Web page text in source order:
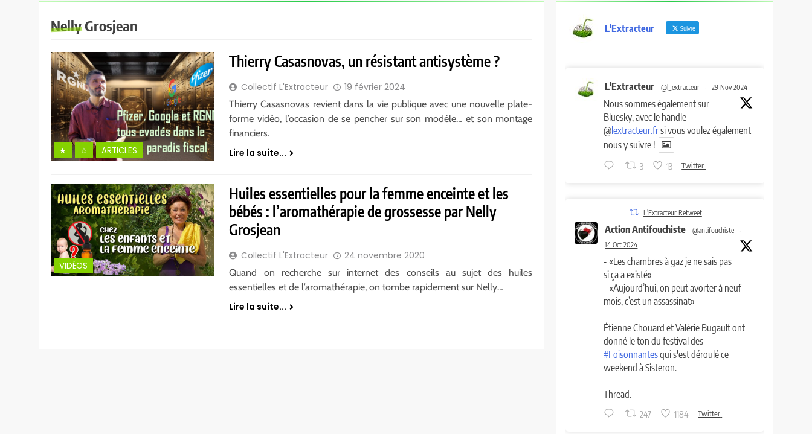
Nelly Grosjean
★ ☆ ARTICLES
Thierry Casasnovas, un résistant antisystème ?
Collectif L'Extracteur 19 février 2024
Thierry Casasnovas revient dans la vie publique avec une nouvelle plate-
forme vidéo, l’occasion de se pencher sur son modèle… et son montage
financiers.
Lire la suite...
VIDÉOS
Huiles essentielles pour la femme enceinte et les
bébés : l’aromathérapie de grossesse par Nelly
Grosjean
Collectif L'Extracteur 24 novembre 2020
Quand on recherche sur internet des conseils au sujet des huiles
essentielles et de l’aromathérapie, on tombe rapidement sur Nelly…
Lire la suite...
L'Extracteur Suivre
L'Extracteur @l_extracteur · 29 Nov 2024
Nous sommes également sur
Bluesky, avec le handle
@lextracteur.frsi vous voulez également
nous y suivre !
3 13 Twitter
L'Extracteur Retweet
Action Antifouchiste @antifouchiste
·
14 Oct 2024
- «Les chambres à gaz je ne sais pas
si ça a existé»
- «Aujourd’hui, on peut avorter à neuf
mois, c’est un assassinat»
Étienne Chouard et Valérie Bugault ont
donné le ton du festival des
#Foisonnantesqui s'est déroulé ce
weekend à Sisteron.
Thread.
247 1184 Twitter